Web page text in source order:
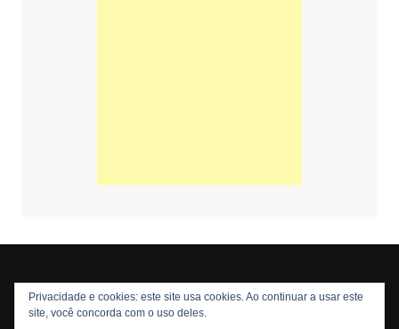
Copyright © 2026 Nós Nerds. Todos os direitos reservados
Privacidade e cookies: este site usa cookies. Ao continuar a usar este
site, você concorda com o uso deles.